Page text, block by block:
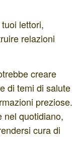
lettori,
relazioni
creare
di temi di salute
preziose.
nel quotidiano,
cura di